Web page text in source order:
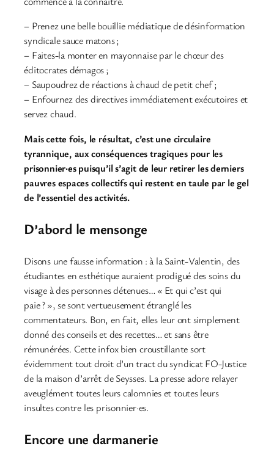
– Prenez une belle bouillie médiatique de désinformation
syndicale sauce matons ;
– Faites-la monter en mayonnaise par le chœur des
éditocrates démagos ;
– Saupoudrez de réactions à chaud de petit chef ;
– Enfournez des directives immédiatement exécutoires et
servez chaud.
Mais cette fois, le résultat, c’est une circulaire
tyrannique, aux conséquences tragiques pour les
prisonnier·es puisqu’il s’agit de leur retirer les derniers
pauvres espaces collectifs qui restent en taule par le gel
de l’essentiel des activités.
D’abord le mensonge
Disons une fausse information : à la Saint-Valentin, des
étudiantes en esthétique auraient prodigué des soins du
visage à des personnes détenues… « Et qui c’est qui
paie ? », se sont vertueusement étranglé les
commentateurs. Bon, en fait, elles leur ont simplement
donné des conseils et des recettes… et sans être
rémunérées. Cette infox bien croustillante sort
évidemment tout droit d’un tract du syndicat FO-Justice
de la maison d’arrêt de Seysses. La presse adore relayer
aveuglément toutes leurs calomnies et toutes leurs
insultes contre les prisonnier·es.
Encore une darmanerie